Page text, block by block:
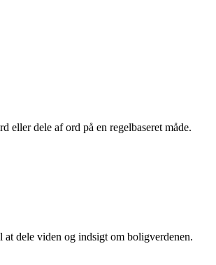
eller dele af ord på en regelbaseret måde.
dele viden og indsigt om boligverdenen.